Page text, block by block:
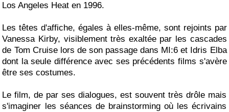
Los Angeles Heat en 1996.
Les têtes d'affiche, égales à elles-même, sont rejoints par
Vanessa Kirby, visiblement très exaltée par les cascades
de Tom Cruise lors de son passage dans MI:6 et Idris Elba
dont la seule différence avec ses précédents films s'avère
être ses costumes.
Le film, de par ses dialogues, est souvent très drôle mais
s'imaginer les séances de brainstorming où les écrivains